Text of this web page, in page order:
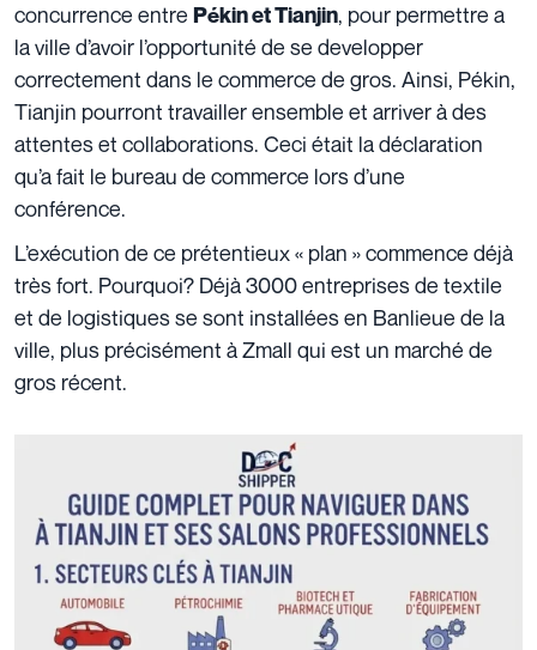
concurrence entre Pékin et Tianjin, pour permettre a
la ville d’avoir l’opportunité de se developper
correctement dans le commerce de gros. Ainsi, Pékin,
Tianjin pourront travailler ensemble et arriver à des
attentes et collaborations. Ceci était la déclaration
qu’a fait le bureau de commerce lors d’une
conférence.
L’exécution de ce prétentieux « plan » commence déjà
très fort. Pourquoi? Déjà 3000 entreprises de textile
et de logistiques se sont installées en Banlieue de la
ville, plus précisément à Zmall qui est un marché de
gros récent.